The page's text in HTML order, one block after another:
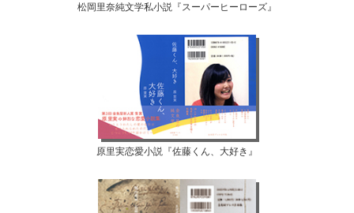
松岡里奈純文学私小説『スーパーヒーローズ』
原里実恋愛小説『佐藤くん、大好き』